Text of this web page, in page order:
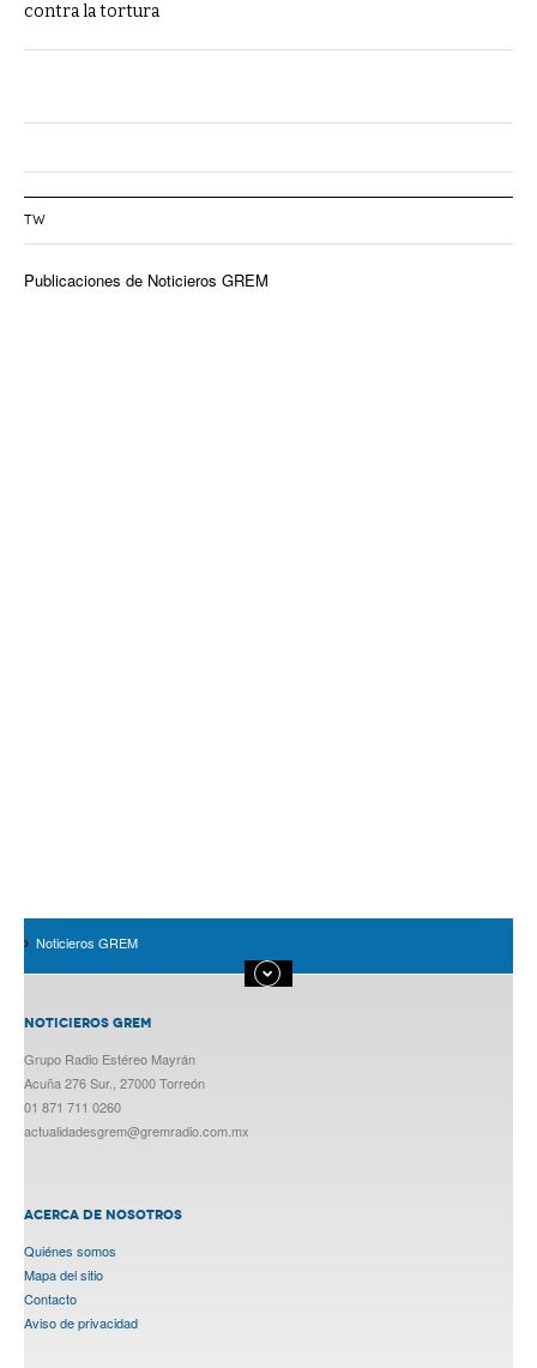
contra la tortura
TW
Publicaciones de Noticieros GREM
Noticieros GREM
NOTICIEROS GREM
Grupo Radio Estéreo Mayrán
Acuña 276 Sur., 27000 Torreón
01 871 711 0260
actualidadesgrem@gremradio.com.mx
ACERCA DE NOSOTROS
Quiénes somos
Mapa del sitio
Contacto
Aviso de privacidad